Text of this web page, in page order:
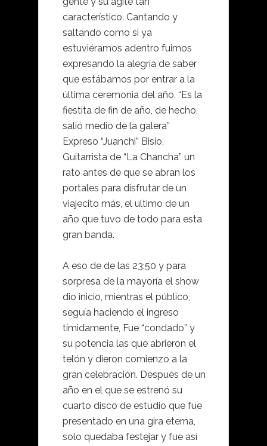
característico. Cantando y
saltando como si ya
estuviéramos adentro fuimos
expresando la alegría de saber
que estábamos por entrar a la
última ceremonia del año. “Es la
fiestita de fin de año, de hecho,
salió medio de la galera”
Expreso “Juanchi” Bisio,
Guitarrista de “La Chancha” un
rato antes de que se abran los
portales para disfrutar de un
viajecito más, el ultimo de un
año que tuvo de todo para esta
gran banda.
A eso de de las 23:50 y para
sorpresa de la mayoría el show
dio inicio, mientras el público,
seguía haciendo el ingreso
tímidamente, Fue “condado” y
su potencia las que abrieron el
telón y dieron comienzo a la
gran celebración. Después de un
año en el que se estrenó su
cuarto disco de estudio que fue
presentado en una gira eterna,
solo quedaba festejar y fue así